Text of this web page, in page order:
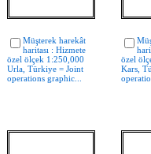
Müşterek harekât
haritası : Hizmete
özel ölçek 1:250,000
Urla, Türkiye = Joint
operations graphic...
özel
Kars,